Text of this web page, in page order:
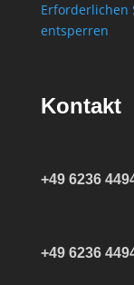
Erforderlichen
entsperren
Kontakt
+49 6236
+49 6236